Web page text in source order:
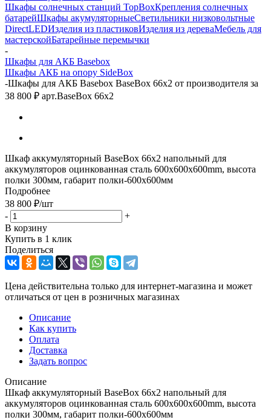
Шкафы солнечных станций TopBoxКрепления солнечных
батарейШкафы акумуляторныеСветильники низковольтные
DirectLEDИзделия из пластиковИзделия из дереваМебель для
мастерскойБатарейные перемычки
-
Шкафы для АКБ Basebox
Шкафы АКБ на опору SideBox
-Шкафы для АКБ Basebox BaseBox 66x2 от производителя за
38 800 ₽ арт.BaseBox 66x2
Шкаф аккумуляторный BaseBox 66x2 напольный для
аккумуляторов оцинкованная сталь 600х600х600mm, высота
полки 300мм, габарит полки-600x600мм
Подробнее
38 800 ₽/шт
-
+
В корзину
Купить в 1 клик
Поделиться
Цена действительна только для интернет-магазина и может
отличаться от цен в розничных магазинах
Описание
Как купить
Оплата
Доставка
Задать вопрос
Описание
Шкаф аккумуляторный BaseBox 66x2 напольный для
аккумуляторов оцинкованная сталь 600х600х600mm, высота
полки 300мм, габарит полки-600x600мм